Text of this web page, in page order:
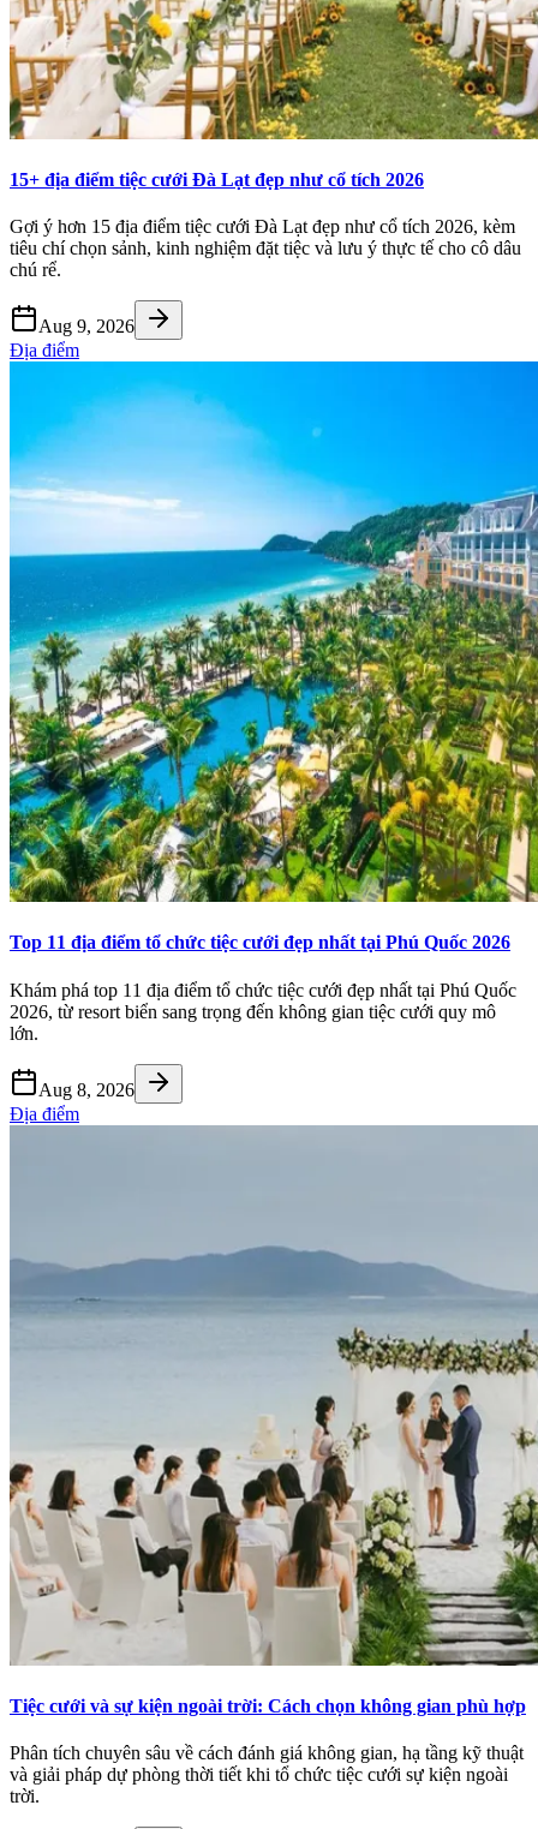
15+ địa điểm tiệc cưới Đà Lạt đẹp như cổ tích 2026
Gợi ý hơn 15 địa điểm tiệc cưới Đà Lạt đẹp như cổ tích 2026, kèm
tiêu chí chọn sảnh, kinh nghiệm đặt tiệc và lưu ý thực tế cho cô dâu
chú rể.
Aug 9, 2026
Địa điểm
Top 11 địa điểm tổ chức tiệc cưới đẹp nhất tại Phú Quốc 2026
Khám phá top 11 địa điểm tổ chức tiệc cưới đẹp nhất tại Phú Quốc
2026, từ resort biển sang trọng đến không gian tiệc cưới quy mô
lớn.
Aug 8, 2026
Địa điểm
Tiệc cưới và sự kiện ngoài trời: Cách chọn không gian phù hợp
Phân tích chuyên sâu về cách đánh giá không gian, hạ tầng kỹ thuật
và giải pháp dự phòng thời tiết khi tổ chức tiệc cưới sự kiện ngoài
trời.